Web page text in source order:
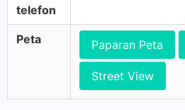
telefon
Peta Paparan Peta
Street View